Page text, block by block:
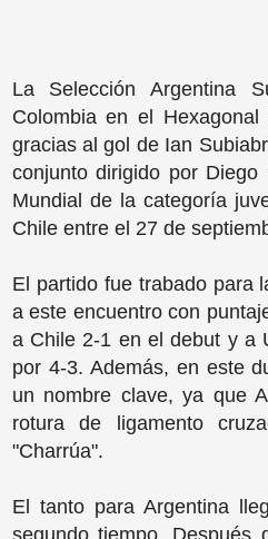
La Selección Argentina
Colombia en el
gracias al gol de Ian
conjunto dirigido por
Mundial de la categoría
Chile entre el 27 de
El partido fue trabado para
a este encuentro con
a Chile 2-1 en el debut y a
por 4-3. Además, en este
un nombre clave, ya que
rotura de ligamento
"Charrúa".
El tanto para Argentina